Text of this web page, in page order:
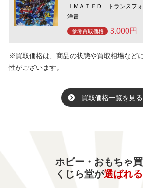
ＩＭＡＴＥＤ トランスフ
洋書
参考買取価格 3,000円
※買取価格は、商品の状態や買取相場など
性がございます。
買取価格一覧を見る
ホビー・おもちゃ
くじら堂が選ばれ